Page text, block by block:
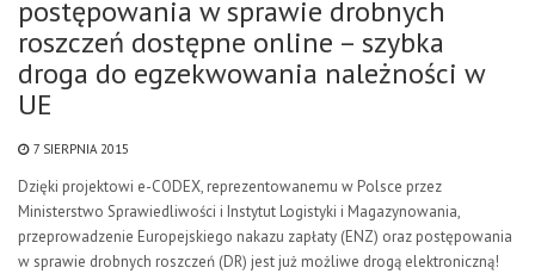
postępowania w sprawie drobnych
roszczeń dostępne online – szybka
droga do egzekwowania należności w
UE
7 SIERPNIA 2015
Dzięki projektowi e-CODEX, reprezentowanemu w Polsce przez
Ministerstwo Sprawiedliwości i Instytut Logistyki i Magazynowania,
przeprowadzenie Europejskiego nakazu zapłaty (ENZ) oraz postępowania
w sprawie drobnych roszczeń (DR) jest już możliwe drogą elektroniczną!